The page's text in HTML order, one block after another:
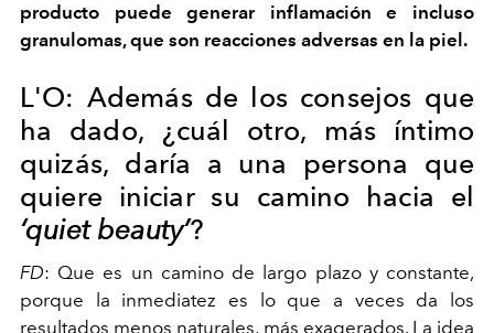
producto puede generar inflamación e incluso
granulomas, que son reacciones adversas en la piel.
L'O: Además de los consejos que
ha dado, ¿cuál otro, más íntimo
quizás, daría a una persona que
quiere iniciar su camino hacia el
‘quiet beauty’?
FD: Que es un camino de largo plazo y constante,
porque la inmediatez es lo que a veces da los
resultados menos naturales, más exagerados. La idea